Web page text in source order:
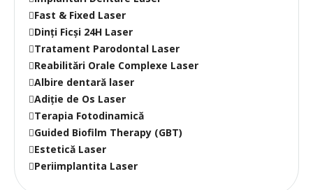
Fast & Fixed Laser
Dinți Ficși 24H Laser
Tratament Parodontal Laser
Reabilitări Orale Complexe Laser
Albire dentară laser
Adiție de Os Laser
Terapia Fotodinamică
Guided Biofilm Therapy (GBT)
Estetică Laser
Periimplantita Laser